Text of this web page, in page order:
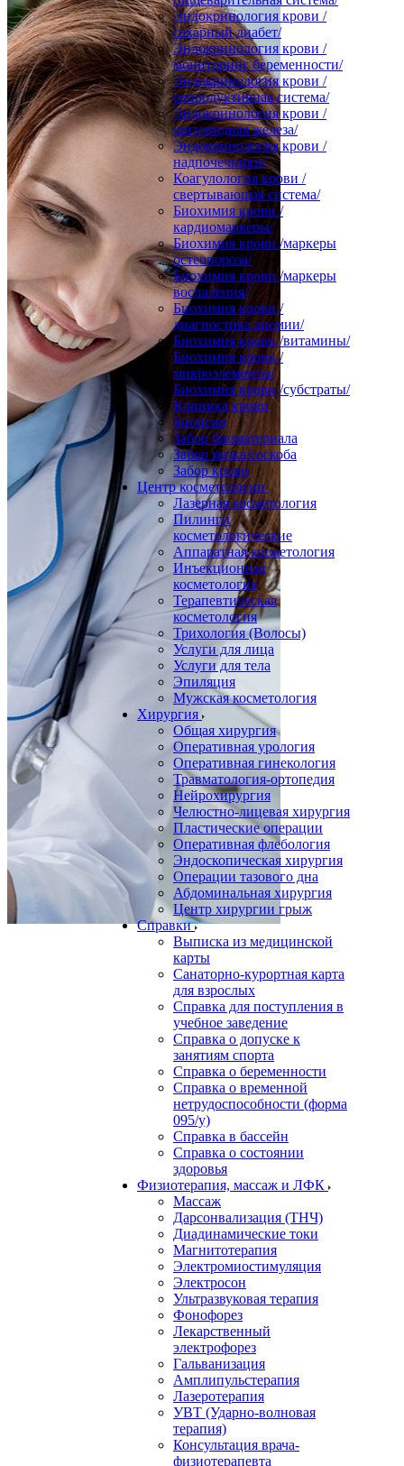
Эндокринология крови /
сахарный диабет/
Эндокринология крови /
мониторинг беременности/
Эндокринология крови /
репродуктивная система/
Эндокринология крови /
щитовидная железа/
Эндокринология крови /
надпочечники/
Коагулология крови /
свертывающая система/
Биохимия крови /
кардиомаркеры/
Биохимия крови /маркеры
остеопороза/
Биохимия крови /маркеры
воспаления/
Биохимия крови /
диагностика анемии/
Биохимия крови /витамины/
Биохимия крови /
микроэлементы/
Биохимия крови /субстраты/
Клиника крови
Биопсия
Забор биоматериала
Забор мазка/соскоба
Забор крови
Центр косметологии
Лазерная косметология
Пилинги
косметологические
Аппаратная косметология
Инъекционная
косметология
Терапевтическая
косметология
Трихология (Волосы)
Услуги для лица
Услуги для тела
Эпиляция
Мужская косметология
Хирургия
Общая хирургия
Оперативная урология
Оперативная гинекология
Травматология-ортопедия
Нейрохирургия
Челюстно-лицевая хирургия
Пластические операции
Оперативная флебология
Эндоскопическая хирургия
Операции тазового дна
Абдоминальная хирургия
Центр хирургии грыж
Справки
Выписка из медицинской
карты
Санаторно-курортная карта
для взрослых
Справка для поступления в
учебное заведение
Справка о допуске к
занятиям спорта
Справка о беременности
Справка о временной
нетрудоспособности (форма
095/у)
Справка в бассейн
Справка о состоянии
здоровья
Физиотерапия, массаж и ЛФК
Массаж
Дарсонвализация (ТНЧ)
Диадинамические токи
Магнитотерапия
Электромиостимуляция
Электросон
Ультразвуковая терапия
Фонофорез
Лекарственный
электрофорез
Гальванизация
Амплипульстерапия
Лазеротерапия
УВТ (Ударно-волновая
терапия)
Консультация врача-
физиотерапевта